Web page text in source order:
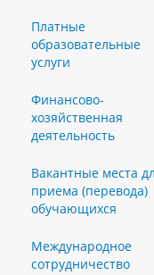
Платные
образовательные
услуги
Финансово-
хозяйственная
деятельность
Вакантные места
приема (перевода)
обучающихся
Международное
сотрудничество